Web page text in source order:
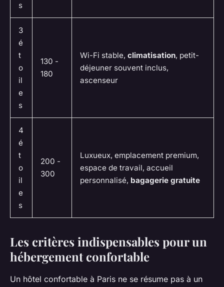
s
3
é
t
o
il
e
s
130 -
180
Wi-Fi stable, climatisation, petit-
déjeuner souvent inclus,
ascenseur
4
é
t
o
il
e
s
200 -
300
Luxueux, emplacement premium,
espace de travail, accueil
personnalisé, bagagerie gratuite
Les critères indispensables pour un
hébergement confortable
Un hôtel confortable à Paris ne se résume pas à un